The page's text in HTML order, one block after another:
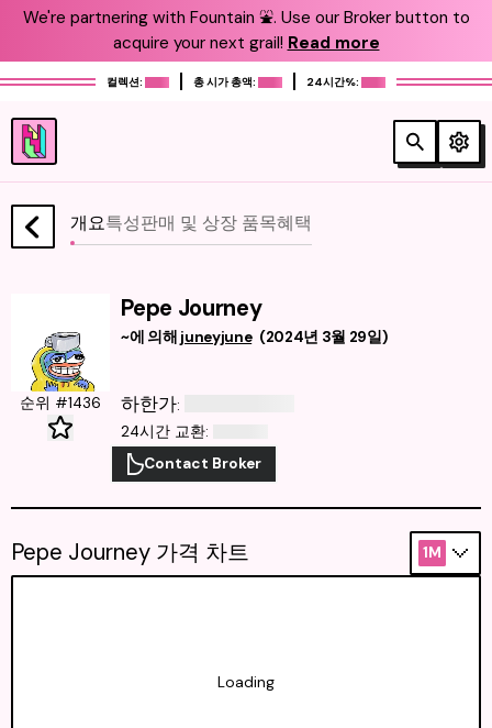
We're partnering with Fountain ⛲️. Use our Broker button to
acquire your next grail! Read more
컬렉션: 총 시가 총액: 24시간%:
개요특성판매 및 상장 품목혜택
Pepe Journey
~에 의해 juneyjune (2024년 3월 29일)
순위 #1436 하한가:
24시간 교환:
Contact Broker
Pepe Journey 가격 차트 1M
Loading